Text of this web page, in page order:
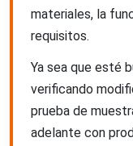
materiales, la
requisitos.
Ya sea que esté
verificando
prueba de
adelante con